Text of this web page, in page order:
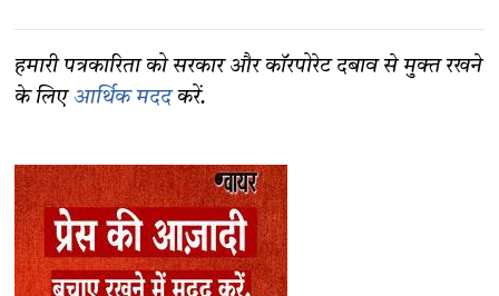
हमारी पत्रकारिता को सरकार और कॉरपोरेट दबाव से मुक्त रखने
के लिए आर्थिक मददकरें.